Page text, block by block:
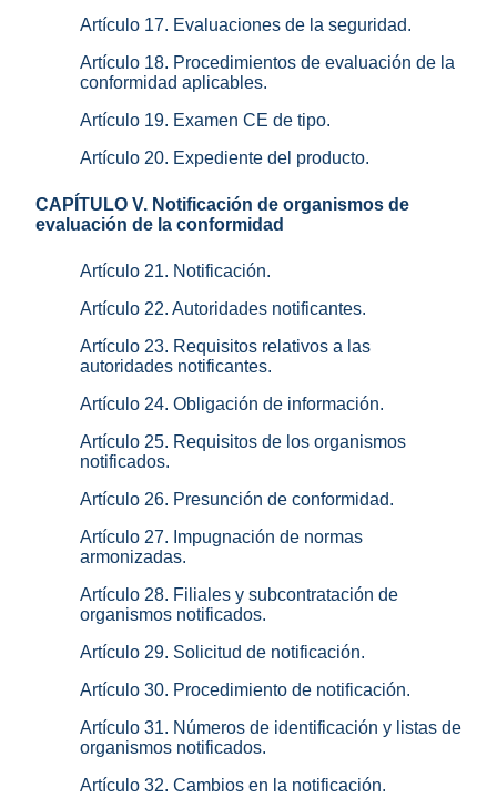
Artículo 17. Evaluaciones de la seguridad.
Artículo 18. Procedimientos de evaluación de la
conformidad aplicables.
Artículo 19. Examen CE de tipo.
Artículo 20. Expediente del producto.
CAPÍTULO V. Notificación de organismos de
evaluación de la conformidad
Artículo 21. Notificación.
Artículo 22. Autoridades notificantes.
Artículo 23. Requisitos relativos a las
autoridades notificantes.
Artículo 24. Obligación de información.
Artículo 25. Requisitos de los organismos
notificados.
Artículo 26. Presunción de conformidad.
Artículo 27. Impugnación de normas
armonizadas.
Artículo 28. Filiales y subcontratación de
organismos notificados.
Artículo 29. Solicitud de notificación.
Artículo 30. Procedimiento de notificación.
Artículo 31. Números de identificación y listas de
organismos notificados.
Artículo 32. Cambios en la notificación.